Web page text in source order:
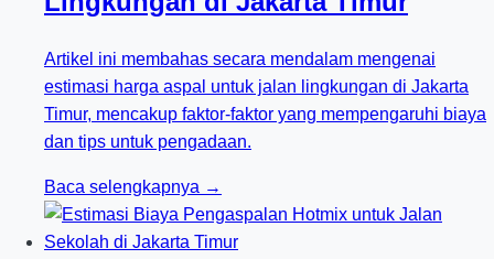
Artikel ini membahas secara mendalam mengenai
estimasi harga aspal untuk jalan lingkungan di Jakarta
Timur, mencakup faktor-faktor yang mempengaruhi biaya
dan tips untuk pengadaan.
Baca selengkapnya →